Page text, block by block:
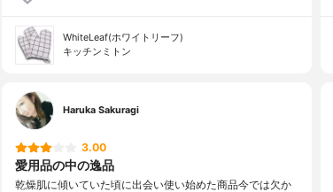
WhiteLeaf(ホワイトリーフ)
キッチンミトン
Haruka Sakuragi
3.00
愛用品の中の逸品
乾燥肌に傾いていた頃に出会い使い始めた商品今では欠か